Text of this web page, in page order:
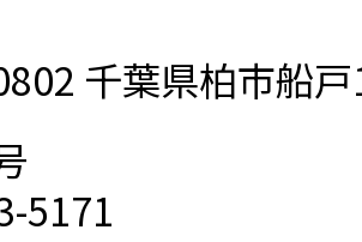
千葉県柏市船
5171